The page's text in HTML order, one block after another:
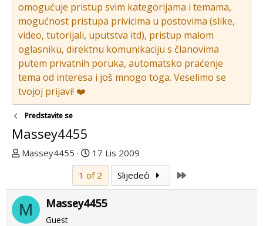
omogućuje pristup svim kategorijama i temama,
mogućnost pristupa privicima u postovima (slike,
video, tutorijali, uputstva itd), pristup malom
oglasniku, direktnu komunikaciju s članovima
putem privatnih poruka, automatsko praćenje
tema od interesa i još mnogo toga. Veselimo se
tvojoj prijavi! ❤️
Predstavite se
Massey4455
T
u
p
o
Massey4455
D
a
t
u
m
17 Lis 2009
1 of 2
Slijedeći
M Massey4455
Guest